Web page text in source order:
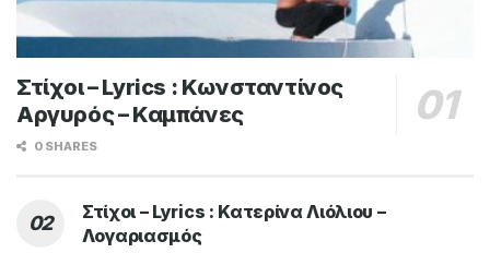
Στίχοι – Lyrics : Κωνσταντίνος
Αργυρός – Καμπάνες
0 SHARES
Στίχοι – Lyrics : Κατερίνα Λιόλιου –
Λογαριασμός